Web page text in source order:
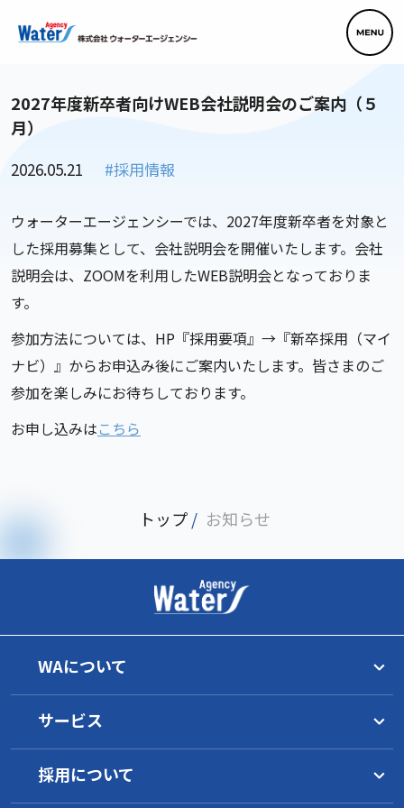
2027年度新卒者向けWEB会社説明会のご案内（５
月）
2026.05.21 #採用情報
ウォーターエージェンシーでは、2027年度新卒者を対象と
した採用募集として、会社説明会を開催いたします。会社
説明会は、ZOOMを利用したWEB説明会となっておりま
す。
参加方法については、HP『採用要項』→『新卒採用（マイ
ナビ）』からお申込み後にご案内いたします。皆さまのご
参加を楽しみにお待ちしております。
お申し込みはこちら
トップ / お知らせ
WAについて
トップメッセージ
理念
グループ一覧
WAの目指すもの
サービス
水マネジメント
サービス概要
水環境について
工業薬品
採用について